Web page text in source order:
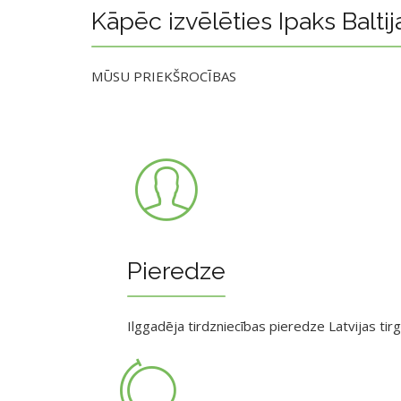
Kāpēc izvēlēties Ipaks
MŪSU PRIEKŠROCĪBAS
Pieredze
Ilggadēja tirdzniecības pieredze Latvijas